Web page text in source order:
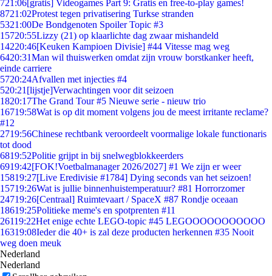
721:06[gratis] Videogames Part 9: Gratis en free-to-play games!
8721:02Protest tegen privatisering Turkse stranden
5321:00De Bondgenoten Spoiler Topic #3
15720:55Lizzy (21) op klaarlichte dag zwaar mishandeld
14220:46[Keuken Kampioen Divisie] #44 Vitesse mag weg
6420:31Man wil thuiswerken omdat zijn vrouw borstkanker heeft,
einde carriere
5720:24Afvallen met injecties #4
520:21 [lijstje]Verwachtingen voor dit seizoen
1820:17The Grand Tour #5 Nieuwe serie - nieuw trio
16719:58Wat is op dit moment volgens jou de meest irritante reclame?
#12
2719:56Chinese rechtbank veroordeelt voormalige lokale functionaris
tot dood
6819:52Politie grijpt in bij snelwegblokkeerders
6919:42[FOK!Voetbalmanager 2026/2027] #1 We zijn er weer
15819:27[Live Eredivisie #1784] Dying seconds van het seizoen!
15719:26Wat is jullie binnenhuistemperatuur? #81 Horrorzomer
24719:26[Centraal] Ruimtevaart / SpaceX #87 Rondje oceaan
18619:25Politieke meme's en spotprenten #11
26119:22Het enige echte LEGO-topic #45 LEGOOOOOOOOOOO
16319:08Ieder die 40+ is zal deze producten herkennen #35 Nooit
weg doen meuk
Nederland
Nederland